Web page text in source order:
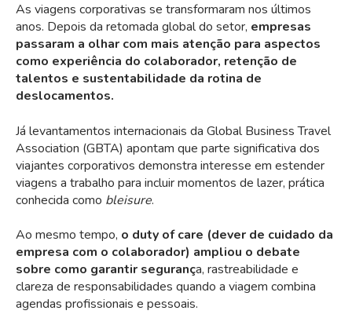
As viagens corporativas se transformaram nos últimos
anos. Depois da retomada global do setor, empresas
passaram a olhar com mais atenção para aspectos
como experiência do colaborador, retenção de
talentos e sustentabilidade da rotina de
deslocamentos.
Já levantamentos internacionais da Global Business Travel
Association (GBTA) apontam que parte significativa dos
viajantes corporativos demonstra interesse em estender
viagens a trabalho para incluir momentos de lazer, prática
conhecida como bleisure.
Ao mesmo tempo, o duty of care (dever de cuidado da
empresa com o colaborador) ampliou o debate
sobre como garantir segurança, rastreabilidade e
clareza de responsabilidades quando a viagem combina
agendas profissionais e pessoais.